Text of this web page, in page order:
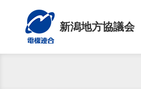
新潟地方協議会